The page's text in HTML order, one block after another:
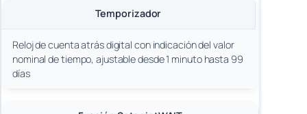
Temporizador
Reloj de cuenta atrás digital con indicación del valor
nominal de tiempo, ajustable desde 1 minuto hasta 99
días